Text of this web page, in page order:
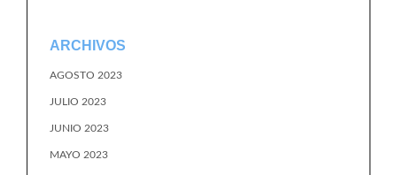
ARCHIVOS
AGOSTO 2023
JULIO 2023
JUNIO 2023
MAYO 2023